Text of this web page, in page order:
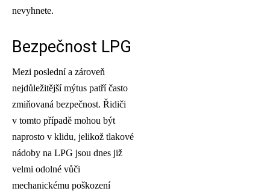
nevyhnete.
Bezpečnost LPG
Mezi poslední a zároveň
nejdůležitější mýtus patří často
zmiňovaná bezpečnost. Řidiči
v tomto případě mohou být
naprosto v klidu, jelikož tlakové
nádoby na LPG jsou dnes již
velmi odolné vůči
mechanickému poškození